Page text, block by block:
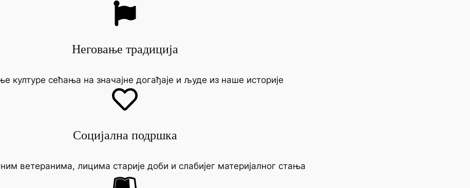
Неговање традиција
културе сећања на значајне догађаје и људе из наше историје
Социјална подршка
ветеранима, лицима старије доби и слабијег материјалног стања